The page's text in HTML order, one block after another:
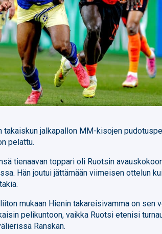
takaiskun jalkapallon MM-kisojen
pelattu.
tienaavan toppari oli Ruotsin
Hän joutui jättämään viimeisen ottelun
mukaan Hienin takareisivamma on sen
pelikuntoon, vaikka Ruotsi etenisi
Ranskan.